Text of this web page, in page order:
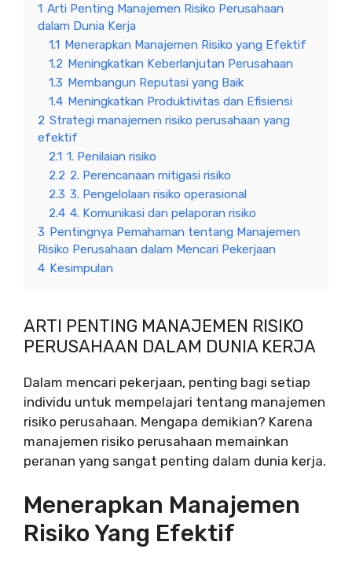
1 Arti Penting Manajemen Risiko Perusahaan
dalam Dunia Kerja
1.1 Menerapkan Manajemen Risiko yang Efektif
1.2 Meningkatkan Keberlanjutan Perusahaan
1.3 Membangun Reputasi yang Baik
1.4 Meningkatkan Produktivitas dan Efisiensi
2 Strategi manajemen risiko perusahaan yang
efektif
2.1 1. Penilaian risiko
2.2 2. Perencanaan mitigasi risiko
2.3 3. Pengelolaan risiko operasional
2.4 4. Komunikasi dan pelaporan risiko
3 Pentingnya Pemahaman tentang Manajemen
Risiko Perusahaan dalam Mencari Pekerjaan
4 Kesimpulan
ARTI PENTING MANAJEMEN RISIKO
PERUSAHAAN DALAM DUNIA KERJA
Dalam mencari pekerjaan, penting bagi setiap
individu untuk mempelajari tentang manajemen
risiko perusahaan. Mengapa demikian? Karena
manajemen risiko perusahaan memainkan
peranan yang sangat penting dalam dunia kerja.
Menerapkan Manajemen
Risiko Yang Efektif